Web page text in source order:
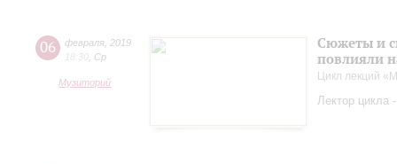
06 февраля 2019
18:30 Ср
Музиторий
Сюжеты и
повлияли
Цикл лекций
Лектор цикла